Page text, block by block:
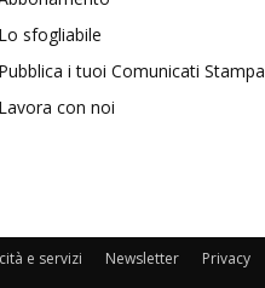
Lo sfogliabile
Pubblica i tuoi Comunicati Stampa
Lavora con noi
e servizi Newsletter Privacy